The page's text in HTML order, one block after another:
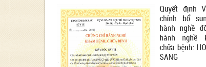
Quyết định
chỉnh bổ
hành nghề
hành nghề
chữa bệnh:
SANG